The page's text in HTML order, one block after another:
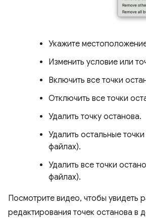
Укажите
Изменить условие или
Включить все точки
Отключить все точки
Удалить точку останова.
Удалить остальные
файлах).
Удалить все точки
файлах).
Посмотрите видео, чтобы увидеть
редактирования точек останова в